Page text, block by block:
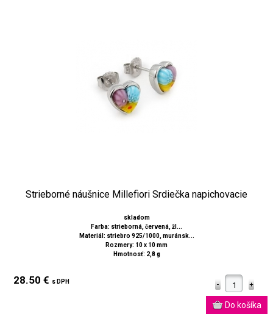
Strieborné náušnice Millefiori Srdiečka napichovacie
skladom
Farba: strieborná, červená, žl...
Materiál: striebro 925/1000, muránsk...
Rozmery: 10 x 10 mm
Hmotnosť: 2,8 g
28.50 € s DPH